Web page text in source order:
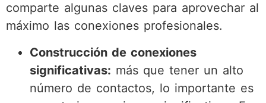
comparte algunas claves para aprovechar al
máximo las conexiones profesionales.
Construcción de conexiones
significativas: más que tener un alto
número de contactos, lo importante es